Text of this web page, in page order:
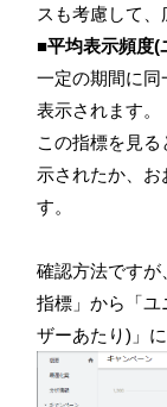
スも考慮して、
■平均表示頻度(
一定の期間に
表示されます。
この指標を見
示されたか、お
す。
確認方法ですが
指標」から「ユ
ザーあたり)」